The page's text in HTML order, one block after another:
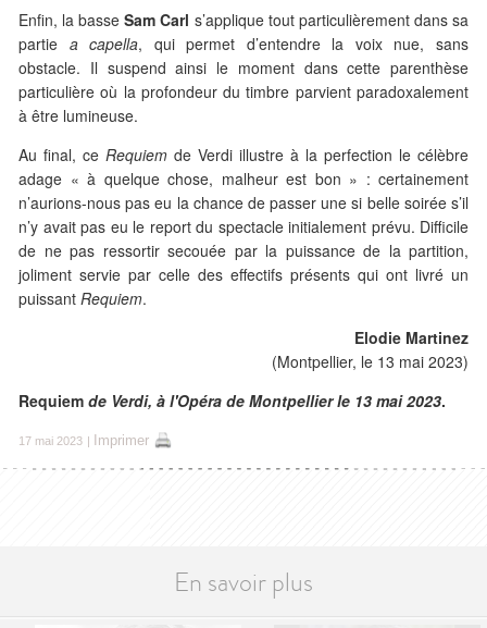
Enfin, la basseSam Carl s’applique tout particulièrement dans sa
partie a capella, qui permet d’entendre la voix nue, sans
obstacle. Il suspend ainsi le moment dans cette parenthèse
particulière où la profondeur du timbre parvient paradoxalement
à être lumineuse.
Au final, ce Requiem de Verdi illustre à la perfection le célèbre
adage « à quelque chose, malheur est bon » : certainement
n’aurions-nous pas eu la chance de passer une si belle soirée s’il
n’y avait pas eu le report du spectacle initialement prévu. Difficile
de ne pas ressortir secouée par la puissance de la partition,
joliment servie par celle des effectifs présents qui ont livré un
puissant Requiem.
Elodie Martinez
(Montpellier, le 13 mai 2023)
Requiem de Verdi, à l'Opéra de Montpellier le 13 mai 2023.
17 mai 2023 | Imprimer
En savoir plus